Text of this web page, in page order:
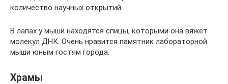
количество научных открытий.
В лапах у мыши находятся спицы, которыми она вяжет
молекул ДНК. Очень нравится памятник лабораторной
мыши юным гостям города.
Храмы